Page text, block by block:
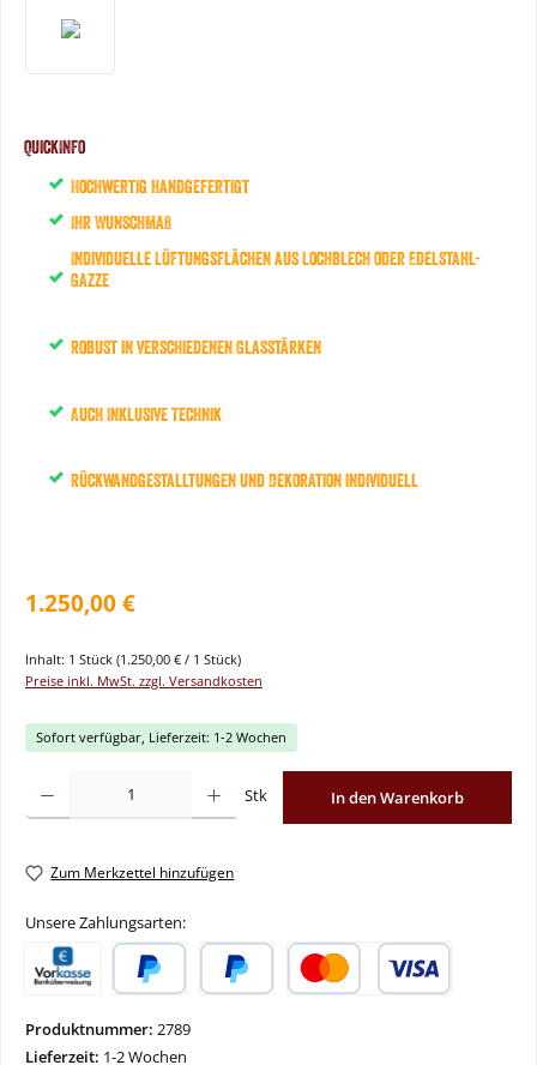
QuickInfo
Hochwertig handgefertigt
Ihr Wunschmaß
Individuelle Lüftungsflächen aus Lochblech oder Edelstahl-
Gazze
Robust in verschiedenen Glasstärken
Auch Inklusive Technik
Rückwandgestalltungen und Dekoration individuell
1.250,00 €
Inhalt: 1 Stück (1.250,00 € / 1 Stück)
Preise inkl. MwSt. zzgl. Versandkosten
Sofort verfügbar, Lieferzeit: 1-2 Wochen
Stk In den Warenkorb
Zum Merkzettel hinzufügen
Unsere Zahlungsarten:
Produktnummer: 2789
Lieferzeit: 1-2 Wochen